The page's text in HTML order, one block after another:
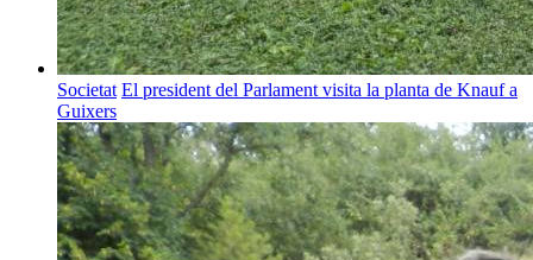
Societat El president del Parlament visita la planta de Knauf a
Guixers